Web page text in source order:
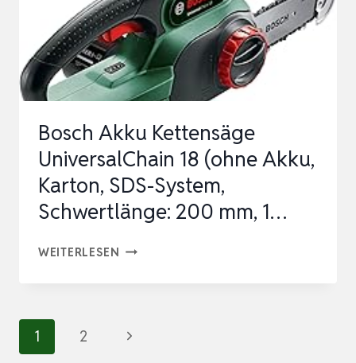
40
CM
SCHWERTLÄNGE,
WERKZEUGLOSE
…
Bosch Akku Kettensäge
UniversalChain 18 (ohne Akku,
Karton, SDS-System,
Schwertlänge: 200 mm, 1…
WEITERLESEN BOSCH
18
Seitennavigation
1 2
Nächste